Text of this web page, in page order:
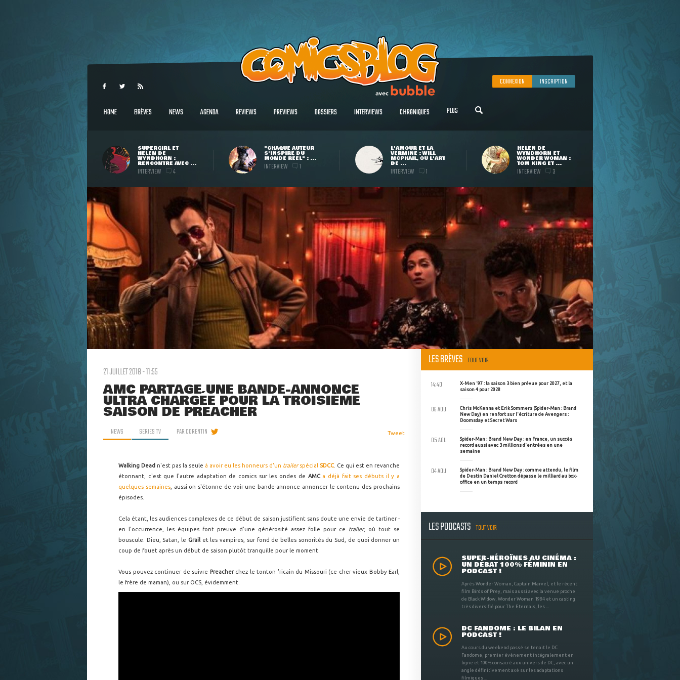
CONNEXION INSCRIPTION
HOME BRÈVES NEWS AGENDA REVIEWS PREVIEWS DOSSIERS INTERVIEWS CHRONIQUES PLUS
SUPERGIRL ET
HELEN DE
WYNDHORN :
RENCONTRE AVEC ...
INTERVIEW 4
"CHAQUE AUTEUR
S'INSPIRE DU
MONDE RÉEL" : ...
INTERVIEW 1
L'AMOUR ET LA
VERMINE : WILL
MCPHAIL, OU L'ART
DE ...
INTERVIEW 1
HELEN DE
WYNDHORN ET
WONDER WOMAN :
TOM KING ET ...
INTERVIEW 3
21 JUILLET 2018 - 11:55
AMC PARTAGE UNE BANDE-ANNONCE
ULTRA CHARGÉE POUR LA TROISIÈME
SAISON DE PREACHER
NEWS SERIES TV PARCORENTIN Tweet
Walking Dead n'est pas la seule à avoir eu les honneurs d'un trailerspécial SDCC . Ce qui est en revanche
étonnant, c'est que l'autre adaptation de comics sur les ondes de AMC a déjà fait ses débuts il y a
quelques semaines, aussi on s'étonne de voir une bande-annonce annoncer le contenu des prochains
épisodes.
Cela étant, les audiences complexes de ce début de saison justifient sans doute une envie de tartiner -
en l'occurrence, les équipes font preuve d'une générosité assez folle pour ce trailer, où tout se
bouscule. Dieu, Satan, le Grailet les vampires, sur fond de belles sonorités du Sud, de quoi donner un
coup de fouet après un début de saison plutôt tranquille pour le moment.
Vous pouvez continuer de suivre Preacherchez le tonton 'ricain du Missouri (ce cher vieux Bobby Earl,
le frère de maman), ou sur OCS, évidemment.
LES BRÈVES TOUT VOIR
X-Men '97 : la saison 3 bien prévue pour 2027, et la
saison 4 pour 2028
14:40
Chris McKenna et Erik Sommers (Spider-Man : Brand
New Day) en renfort sur l'écriture de Avengers :
Doomsday et Secret Wars
06 AOU
Spider-Man : Brand New Day : en France, un succès
record aussi avec 3 millions d'entrées en une
semaine
05 AOU
Spider-Man : Brand New Day : comme attendu, le film
de Destin Daniel Cretton dépasse le milliard au box-
office en un temps record
04 AOU
LES PODCASTS TOUT VOIR
SUPER-HÉROÏNES AU CINÉMA :
UN DÉBAT 100% FÉMININ EN
PODCAST !
Après Wonder Woman, Captain Marvel, et le récent
film Birds of Prey, mais aussi avec la venue proche
de Black Widow, Wonder Woman 1984 et un casting
très diversifié pour The Eternals, les ...
DC FANDOME : LE BILAN EN
PODCAST !
Au cours du weekend passé se tenait le DC
Fandome, premier évènement intégralement en
ligne et 100% consacré aux univers de DC, avec un
angle définitivement axé sur les adaptations
filmiques ...